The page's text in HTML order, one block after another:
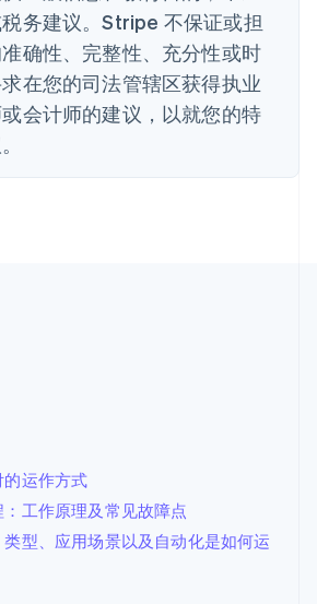
务建议。Stripe 不保证或担
确性、完整性、充分性或时
在您的司法管辖区获得执业
会计师的建议，以就您的特
运作方式
工作原理及常见故障点
型、应用场景以及自动化是如何运
English